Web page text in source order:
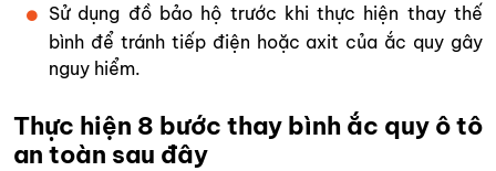
Sử dụng đồ bảo hộ trước khi thực hiện thay thế
bình để tránh tiếp điện hoặc axit của ắc quy gây
nguy hiểm.
Thực hiện 8 bước thay bình ắc quy ô tô
an toàn sau đây